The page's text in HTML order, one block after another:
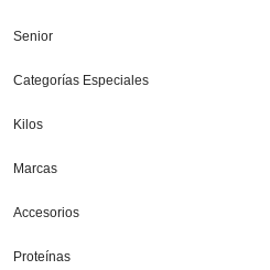
Senior
Categorías Especiales
Kilos
Marcas
Accesorios
Proteínas